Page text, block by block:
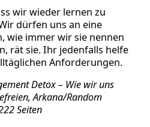
wir wieder lernen zu
dürfen uns an eine
wie immer wir sie nennen
rät sie. Ihr jedenfalls helfe
Anforderungen.
Detox – Wie wir uns
Arkana/Random
Seiten